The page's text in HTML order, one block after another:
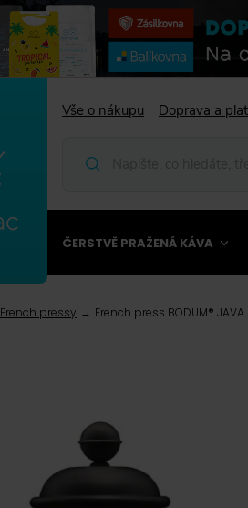
Vše o nákupu Doprava a
ČERSTVĚ PRAŽENÁ KÁVA
French pressy French press BODUM® JAVA